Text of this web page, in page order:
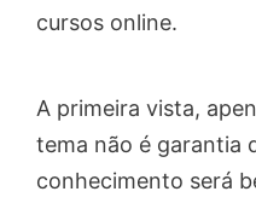
cursos online.
A primeira vista,
tema não é garantia
conhecimento será